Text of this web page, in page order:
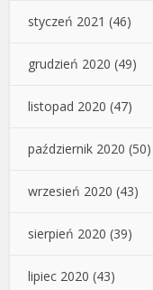
styczeń 2021 (46)
grudzień 2020 (49)
listopad 2020 (47)
październik 2020 (50)
wrzesień 2020 (43)
sierpień 2020 (39)
lipiec 2020 (43)